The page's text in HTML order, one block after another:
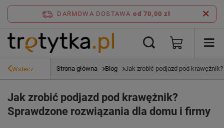
DARMOWA DOSTAWA od 70,00 zł
Wstecz Strona główna Blog Jak zrobić podjazd pod
Jak zrobić podjazd pod krawężnik?
Sprawdzone rozwiązania dla domu i firmy